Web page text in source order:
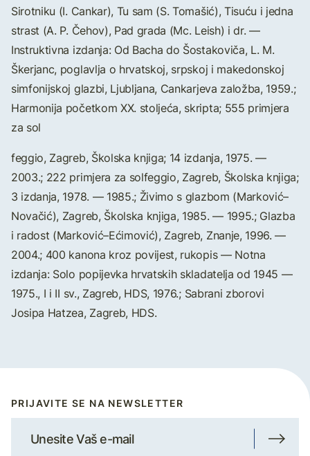
Sirotniku (I. Cankar), Tu sam (S. Tomašić), Tisuću i jedna
strast (A. P. Čehov), Pad grada (Mc. Leish) i dr. —
Instruktivna izdanja: Od Bacha do Šostakoviča, L. M.
Škerjanc, poglavlja o hrvatskoj, srpskoj i makedonskoj
simfonijskoj glazbi, Ljubljana, Cankarjeva založba, 1959.;
Harmonija početkom XX. stoljeća, skripta; 555 primjera
za sol
feggio, Zagreb, Školska knjiga; 14 izdanja, 1975. —
2003.; 222 primjera za solfeggio, Zagreb, Školska knjiga;
3 izdanja, 1978. — 1985.; Živimo s glazbom (Marković–
Novačić), Zagreb, Školska knjiga, 1985. — 1995.; Glazba
i radost (Marković–Ećimović), Zagreb, Znanje, 1996. —
2004.; 400 kanona kroz povijest, rukopis — Notna
izdanja: Solo popijevka hrvatskih skladatelja od 1945 —
1975., I i II sv., Zagreb, HDS, 1976.; Sabrani zborovi
Josipa Hatzea, Zagreb, HDS.
PRIJAVITE SE NA NEWSLETTER